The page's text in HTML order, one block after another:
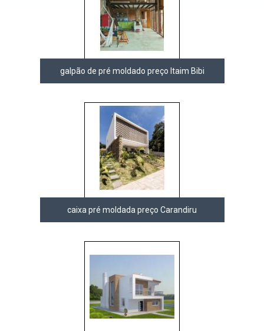
galpão de pré moldado preço Itaim Bibi
caixa pré moldada preço Carandiru